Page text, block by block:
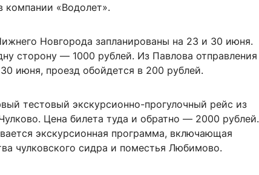
компании «Водолет».
Новгорода запланированы на 23 и 30 июня.
сторону — 1000 рублей. Из Павлова отправления
июня, проезд обойдется в 200 рублей.
тестовый экскурсионно-прогулочный рейс из
Цена билета туда и обратно — 2000 рублей.
экскурсионная программа, включающая
чулковского сидра и поместья Любимово.